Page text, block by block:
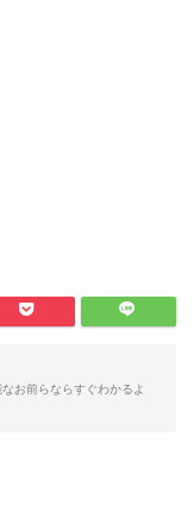
お前らならすぐわかるよ